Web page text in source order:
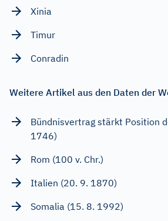
Xinia
Timur
Conradin
Weitere Artikel aus den Daten der
Bündnisvertrag stärkt Position
1746)
Rom (100 v. Chr.)
Italien (20. 9. 1870)
Somalia (15. 8. 1992)